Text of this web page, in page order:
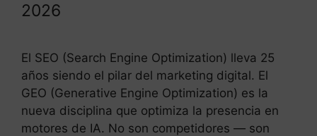
2026
El SEO (Search Engine Optimization) lleva 25
años siendo el pilar del marketing digital. El
GEO (Generative Engine Optimization) es la
nueva disciplina que optimiza la presencia en
motores de IA. No son competidores — son